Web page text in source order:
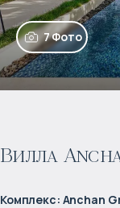
7 Фото
Вилла
Комплекс: Anchan